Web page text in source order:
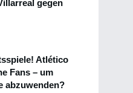
gegen
Atlético
Fans – um
abzuwenden?